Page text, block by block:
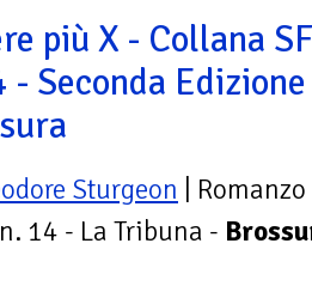
più X - Collana
- Seconda
Sturgeon | Romanzo
n. 14 - La Tribuna -